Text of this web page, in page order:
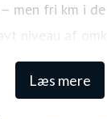
Læs mere
men fri km i
niveau af
sikrer
i